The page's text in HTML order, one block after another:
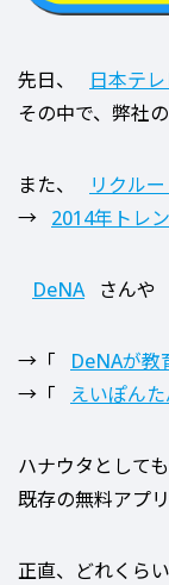
先日、 日本テ
その中で、弊社
また、 リクルー
→ 2014年トレ
DeNA さんや
→「 DeNAが教
→「
えいぽん
ハナウタとして
既存の無料アプ
正直、どれくら